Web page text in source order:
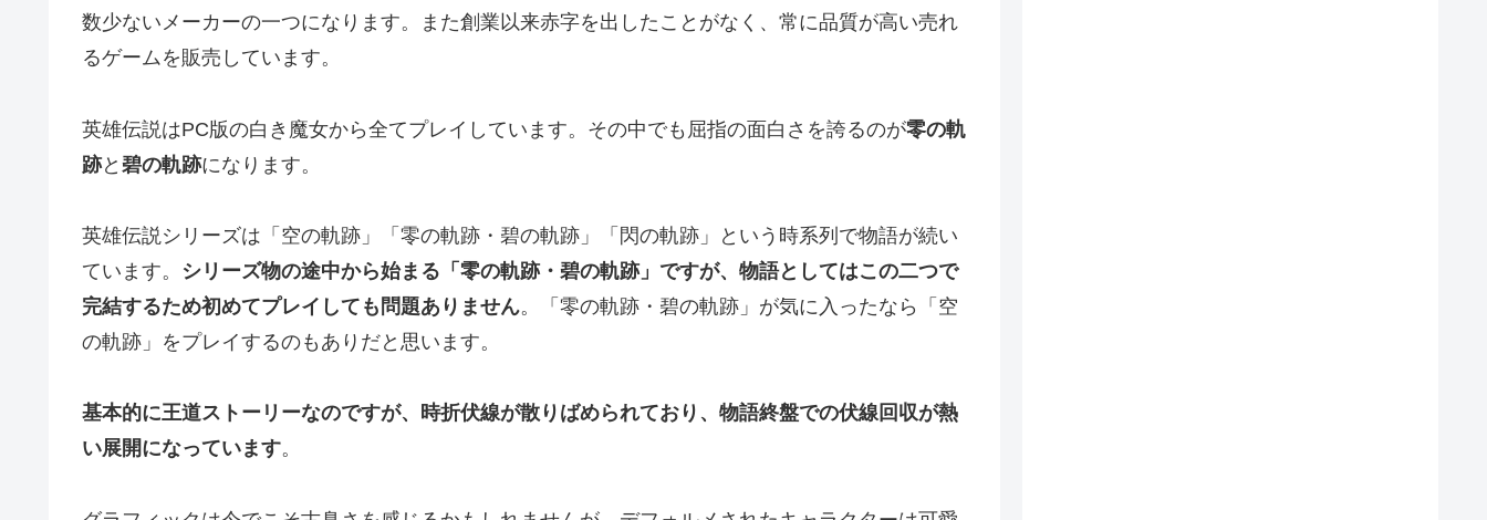
数少ないメーカーの一つになります。また創業以来赤字を出したことがなく、常に品質が高い売れ
るゲームを販売しています。
英雄伝説はPC版の白き魔女から全てプレイしています。その中でも屈指の面白さを誇るのが零の軌
跡と 碧の軌跡になります。
英雄伝説シリーズは「空の軌跡」「零の軌跡・碧の軌跡」「閃の軌跡」という時系列で物語が続い
ています。 シリーズ物の途中から始まる「零の軌跡・碧の軌跡」ですが、物語としてはこの二つで
完結するため初めてプレイしても問題ありません。「零の軌跡・碧の軌跡」が気に入ったなら「空
の軌跡」をプレイするのもありだと思います。
基本的に王道ストーリーなのですが、時折伏線が散りばめられており、物語終盤での伏線回収が熱
い展開になっています。